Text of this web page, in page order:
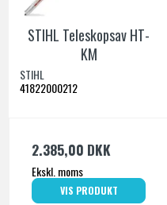
STIHL Teleskopsav HT-
KM
STIHL
41822000212
2.385,00 DKK
Ekskl. moms
VIS PRODUKT